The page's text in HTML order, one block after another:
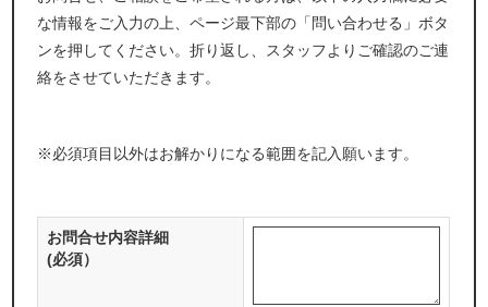
な情報をご入力の上、ページ最下部の「問い合わせる」ボタ
ンを押してください。折り返し、スタッフよりご確認のご連
絡をさせていただきます。
※必須項目以外はお解かりになる範囲を記入願います。
お問合せ内容詳細
(必須）